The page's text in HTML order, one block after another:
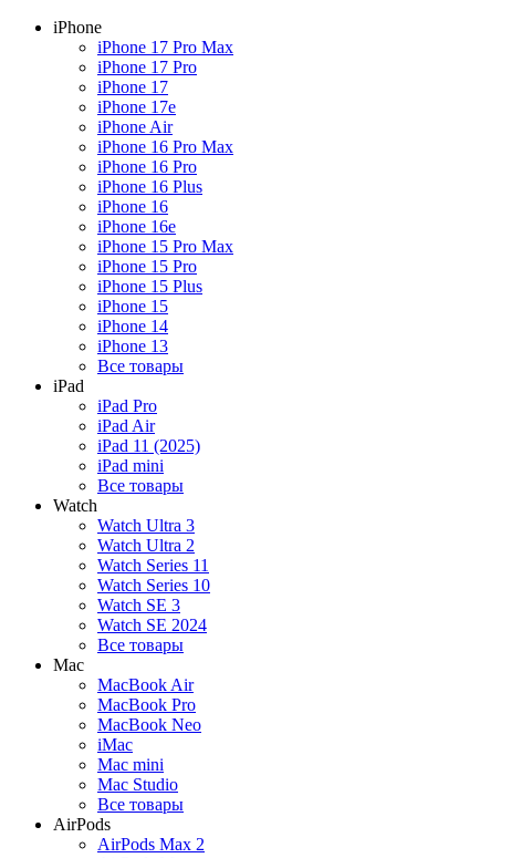
iPhone
iPhone 17 Pro Max
iPhone 17 Pro
iPhone 17
iPhone 17e
iPhone Air
iPhone 16 Pro Max
iPhone 16 Pro
iPhone 16 Plus
iPhone 16
iPhone 16e
iPhone 15 Pro Max
iPhone 15 Pro
iPhone 15 Plus
iPhone 15
iPhone 14
iPhone 13
Все товары
iPad
iPad Pro
iPad Air
iPad 11 (2025)
iPad mini
Все товары
Watch
Watch Ultra 3
Watch Ultra 2
Watch Series 11
Watch Series 10
Watch SE 3
Watch SE 2024
Все товары
Mac
MacBook Air
MacBook Pro
MacBook Neo
iMac
Mac mini
Mac Studio
Все товары
AirPods
AirPods Max 2